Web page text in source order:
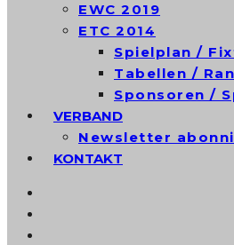
EWC 2019
ETC 2014
Spielplan /
Tabellen /
Sponsoren /
VERBAND
Newsletter
KONTAKT